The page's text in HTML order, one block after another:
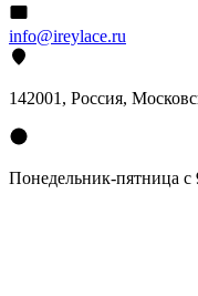
info@ireylace.ru
142001 , Россия,
Понедельник-пятница с